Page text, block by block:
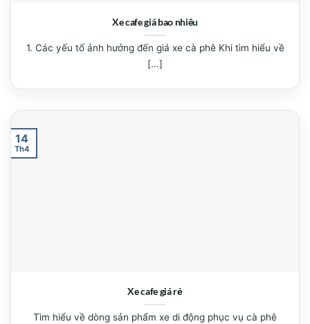
Xe cafe giá bao nhiêu
1. Các yếu tố ảnh hưởng đến giá xe cà phê Khi tìm hiểu về
[...]
Xe cafe giá rẻ
Tìm hiểu về dòng sản phẩm xe di động phục vụ cà phê
14
Th4